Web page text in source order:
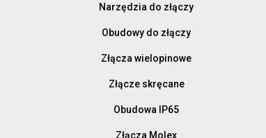
Narzędzia do złączy
Obudowy do złączy
Złącza wielopinowe
Złącze skręcane
Obudowa IP65
Złącza Molex